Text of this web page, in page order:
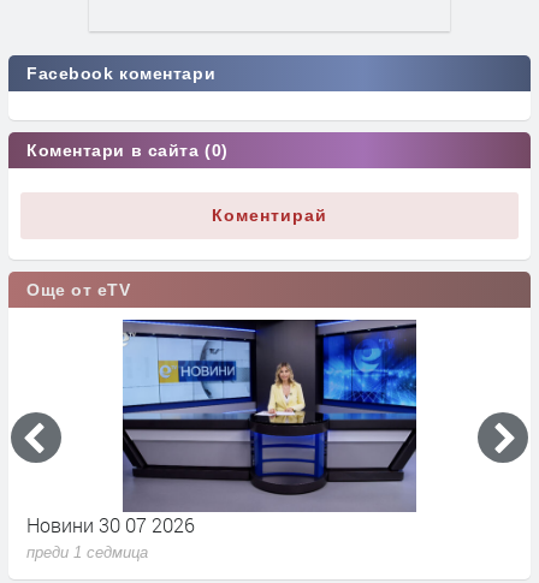
Facebook коментари
Коментари в сайта (0)
Коментирай
Още от eTV
Новини 30 07 2026
преди 1 седмица